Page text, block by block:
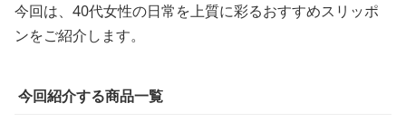
今回は、40代女性の日常を上質に彩るおすすめスリッポ
ンをご紹介します。
今回紹介する商品一覧